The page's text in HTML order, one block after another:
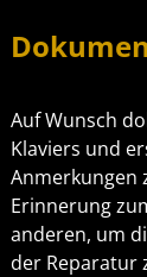
Auf Wunsch
Klaviers und
Anmerkungen
Erinnerung
anderen, um
der Reparatur